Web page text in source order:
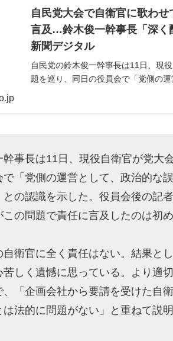
自民党大会で自衛官に歌わ
言及…鈴木俊一幹事長「深く
新聞デジタル
自民党の鈴木俊一幹事長は11日、現
題を巡り、同日の役員会で「党側の
幹事長は11日、現役自衛官が党大
で「党側の運営として、政治的な
との認識を示した。役員会後の記
の問題で責任に言及したのは初め
衛官に全く責任はない。結果と
しく遺憾に思っている。より適
、「企画会社から要請を受けた自
法的に問題がない」と重ねて説明